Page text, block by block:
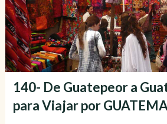
140- De Guatepeor a
para Viajar por